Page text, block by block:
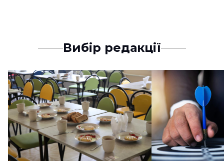
Вибір редакції